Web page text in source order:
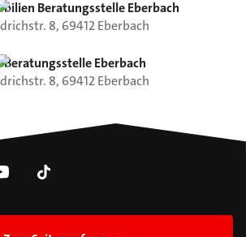
Beratungsstelle Eberbach
8, 69412Eberbach
Beratungsstelle Eberbach
8, 69412Eberbach